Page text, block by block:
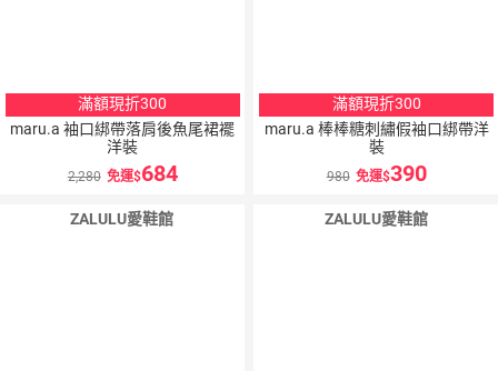
滿額現折300
maru.a 袖口綁帶落肩後魚尾裙襬
洋裝
2,280 免運 684
滿額現折300
maru.a 棒棒糖刺繡假袖口綁帶洋
裝
980 免運 390
ZALULU愛鞋館 ZALULU愛鞋館